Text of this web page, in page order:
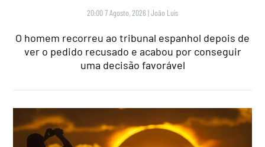
20:00 7 Agosto, 2026 |João Luís
O homem recorreu ao tribunal espanhol depois de
ver o pedido recusado e acabou por conseguir
uma decisão favorável